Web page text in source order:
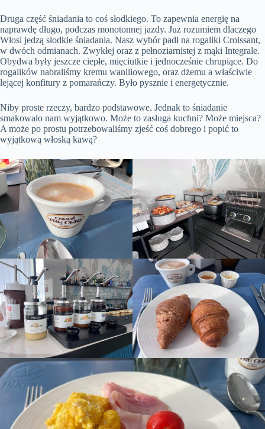
Druga część śniadania to coś słodkiego. To zapewnia energię na
naprawdę długo, podczas monotonnej jazdy. Już rozumiem dlaczego
Włosi jedzą słodkie śniadania. Nasz wybór padł na rogaliki Croissant,
w dwóch odmianach. Zwykłej oraz z pełnoziarnistej z mąki Integrale.
Obydwa były jeszcze ciepłe, mięciutkie i jednocześnie chrupiące. Do
rogalików nabraliśmy kremu waniliowego, oraz dżemu a właściwie
lejącej konfitury z pomarańczy. Było pysznie i energetycznie.
Niby proste rzeczy, bardzo podstawowe. Jednak to śniadanie
smakowało nam wyjątkowo. Może to zasługa kuchni? Może miejsca?
A może po prostu potrzebowaliśmy zjeść coś dobrego i popić to
wyjątkową włoską kawą?